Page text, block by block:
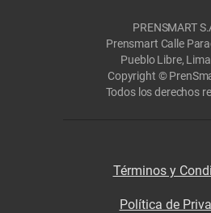
PRENSMART
Prensmart Calle
Pueblo Libre,
Copyright ©
Todos los derechos
Términos y
Política de